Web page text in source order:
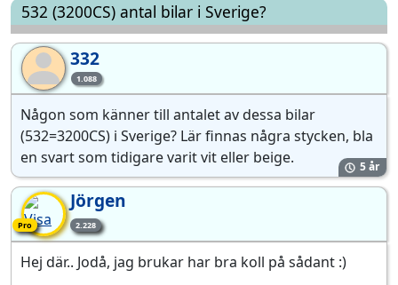
532 (3200CS) antal bilar i Sverige?
33 1.088
332
Någon som känner till antalet av dessa bilar
(532=3200CS) i Sverige? Lär finnas några stycken, bla
en svart som tidigare varit vit eller beige.
5 år
ProPro-medlem2.228
Jörgen
Hej där.. Jodå, jag brukar har bra koll på sådant :)